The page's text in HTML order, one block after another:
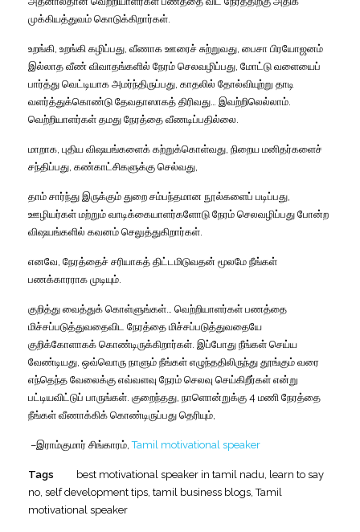
முக்கியத்துவம் கொடுக்கிறார்கள்
உறங்கி உறங்கி கழிப்பது வீணாக ஊரைச் சுற்றுவது பைசா பிரயோஜனம்
இல்லாத வீண் விவாதங்களில் நேரம் செலவழிப்பது மோட்டு வளையைப்
பார்த்து வெட்டியாக அமர்ந்திருப்பது காதலில் தோல்வியுற்று தாடி
வளர்த்துக்கொண்டு தேவதாஸாகத் திரிவது இவற்றிலெல்லாம்
வெற்றியாளர்கள் தமது நேரத்தை வீணடிப்பதில்லை
மாறாக புதிய விஷயங்களைக் கற்றுக்கொள்வது நிறைய மனிதர்களைச்
சந்திப்பது கண்காட்சிகளுக்கு செல்வது
தாம் சார்ந்து இருக்கும் துறை சம்பந்தமான நூல்களைப் படிப்பது
ஊழியர்கள் மற்றும் வாடிக்கையாளர்களோடு நேரம் செலவழிப்பது போன்ற
விஷயங்களில் கவனம் செலுத்துகிறார்கள்
எனவே நேரத்தைச் சரியாகத் திட்டமிடுவதன் மூலமே நீங்கள்
பணக்காரராக முடியும்
குறித்து வைத்துக் கொள்ளுங்கள் வெற்றியாளர்கள் பணத்தை
மிச்சப்படுத்துவதைவிட
நேரத்தை மிச்சப்படுத்துவதையே
குறிக்கோளாகக் கொண்டிருக்கிறார்கள். இப்போது நீங்கள் செய்ய
வேண்டியது ஒவ்வொரு நாளும் நீங்கள் எழுந்ததிலிருந்து தூங்கும் வரை
எந்தெந்த வேலைக்கு எவ்வளவு நேரம் செலவு செய்கிறீர்கள் என்று
பட்டியவிட்டுப் பாருங்கள் குறைந்தது நாளொன்றுக்கு 4 மணி நேரத்தை
நீங்கள் வீணாக்கிக் கொண்டிருப்பது தெரியும்
–இராம்குமார் சிங்காரம்,Tamil motivational speaker
Tags best motivational speaker in tamil nadu learn to say
no self development tips tamil business blogs ,Tamil
motivational speaker